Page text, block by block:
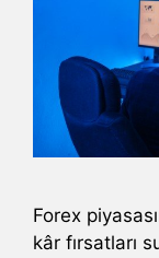
Forex
kâr fırsatları